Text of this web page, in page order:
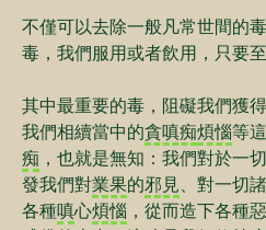
不僅可以去除一般凡常世間的
毒，我們服用或者飲用，只要
其中最重要的毒，阻礙我們獲得
我們相續當中的貪嗔痴煩惱等
痴 ，也就是無知：我們對於一
發我們對業果的邪見、對一切
各種嗔心煩惱 ，從而造下各種